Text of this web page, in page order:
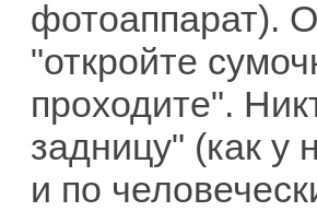
фотоаппарат).
"откройте
проходите".
задницу" (как у
и по